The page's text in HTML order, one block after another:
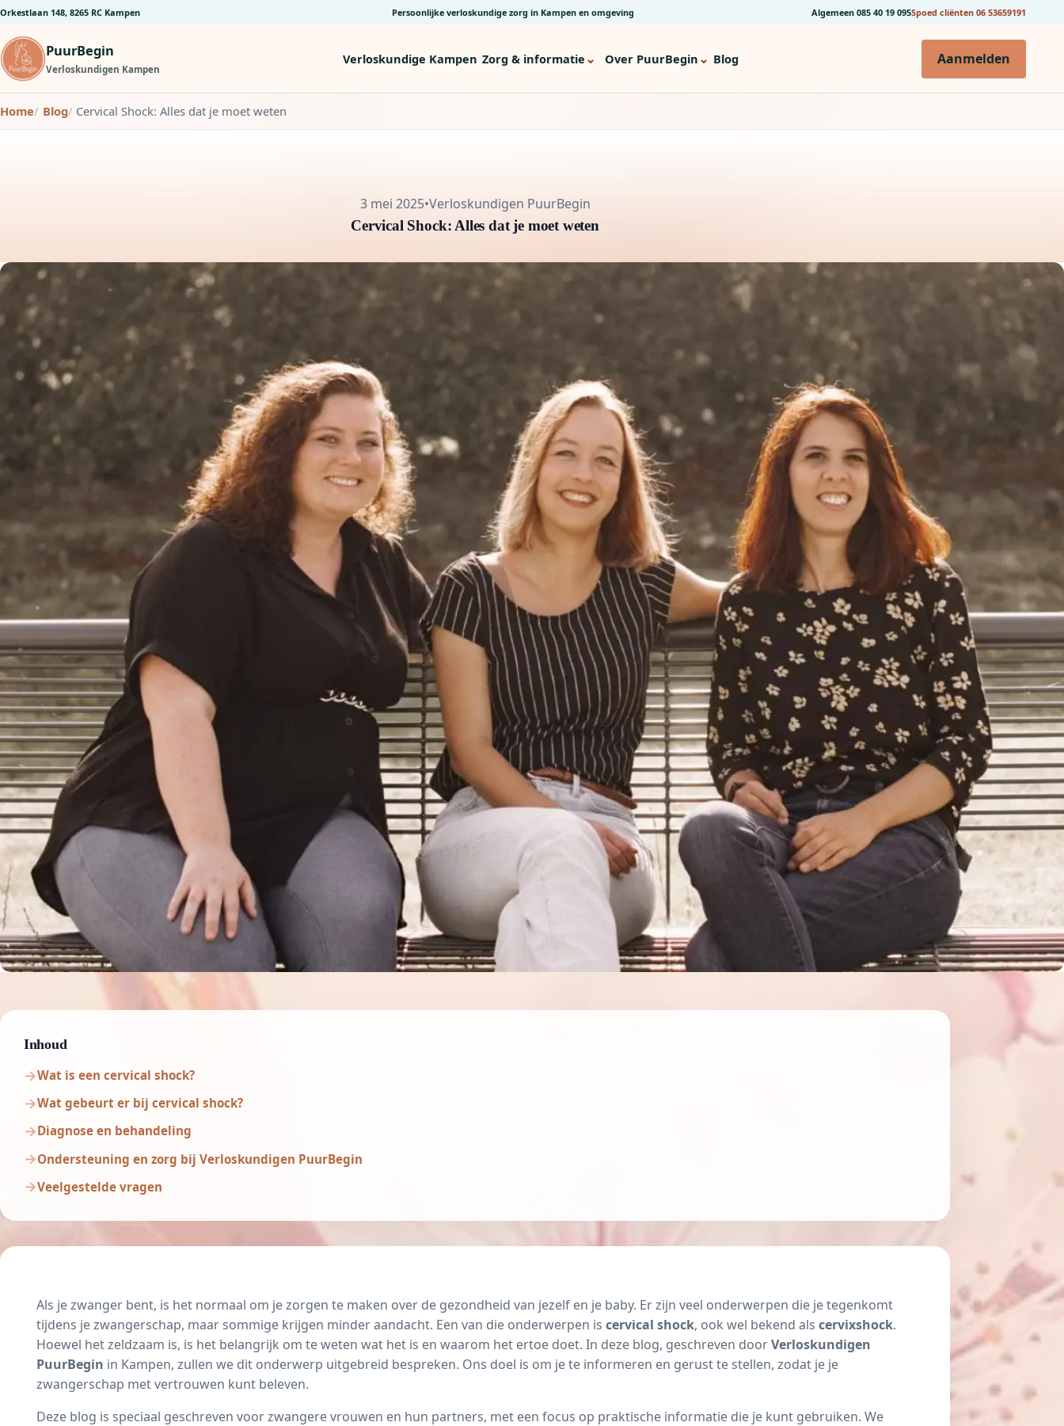
Orkestlaan 148, 8265 RC Kampen Persoonlijke verloskundige zorg in Kampen en omgeving Algemeen 085 40 19 095Spoed cliënten 06 53659191
PuurBegin
Verloskundigen Kampen
Verloskundige Kampen Zorg & informatie ⌄ Over PuurBegin ⌄ Blog Aanmelden
Home Blog Cervical Shock: Alles dat je moet weten
3 mei 2025•Verloskundigen PuurBegin
Cervical Shock: Alles dat je moet weten
Inhoud
Wat is een cervical shock?
Wat gebeurt er bij cervical shock?
Diagnose en behandeling
Ondersteuning en zorg bij Verloskundigen PuurBegin
Veelgestelde vragen
Als je zwanger bent, is het normaal om je zorgen te maken over de gezondheid van jezelf en je baby. Er zijn veel onderwerpen die je tegenkomt
tijdens je zwangerschap, maar sommige krijgen minder aandacht. Een van die onderwerpen is cervical shock, ook wel bekend als cervixshock.
Hoewel het zeldzaam is, is het belangrijk om te weten wat het is en waarom het ertoe doet. In deze blog, geschreven doorVerloskundigen
PuurBegin in Kampen, zullen we dit onderwerp uitgebreid bespreken. Ons doel is om je te informeren en gerust te stellen, zodat je je
zwangerschap met vertrouwen kunt beleven.
Deze blog is speciaal geschreven voor zwangere vrouwen en hun partners, met een focus op praktische informatie die je kunt gebruiken. We